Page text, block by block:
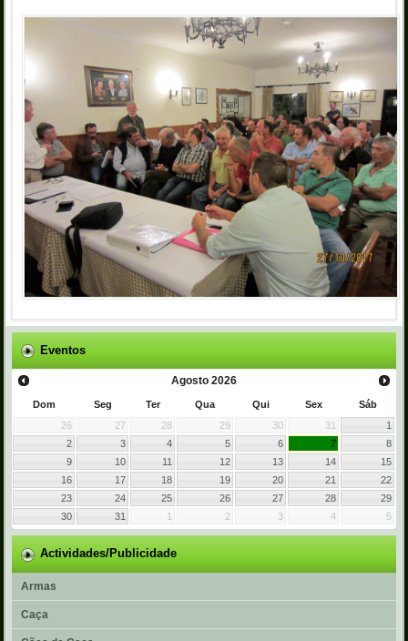
Eventos
Agosto 2026
Dom Seg Ter Qua Qui Sex
Sáb
26
27 28 29 30 31
1
2
3 4 5 6 7
8
9
10 11 12 13 14
15
16
17 18 19 20 21
22
23
24 25 26 27 28
29
30
31 1 2 3 4 5
Actividades/Publicidade
Armas
Caça